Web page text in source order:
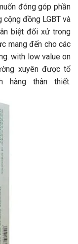
đóng góp phần
đồng LGBT và
biệt đối xử trong
mang đến cho các
with low value on
xuyên được tổ
hàng thân thiết.